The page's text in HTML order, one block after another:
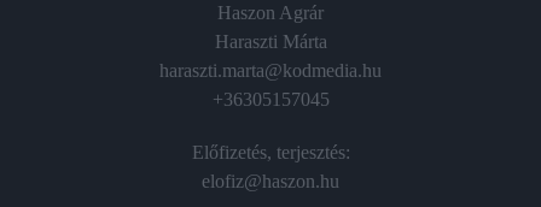
Haszon Agrár
Haraszti Márta
haraszti.marta@kodmedia.hu
+36305157045
Előfizetés, terjesztés:
elofiz@haszon.hu